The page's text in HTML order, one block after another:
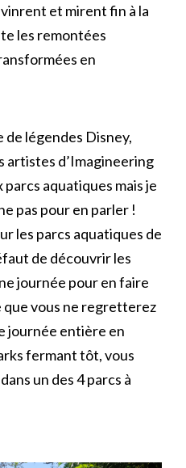
et mirent fin à la
les remontées
en
de légendes Disney,
artistes d’Imagineering
aquatiques mais je
pas pour en parler !
les parcs aquatiques de
de découvrir les
journée pour en faire
que vous ne regretterez
journée entière en
fermant tôt, vous
un des 4 parcs à